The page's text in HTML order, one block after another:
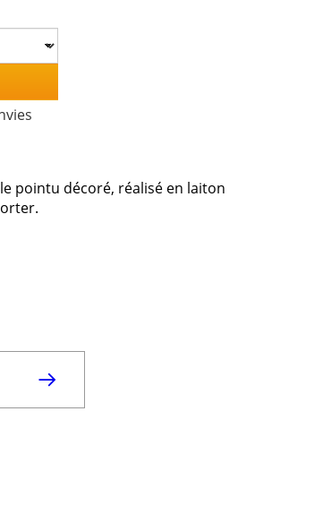
pointu décoré, réalisé en laiton